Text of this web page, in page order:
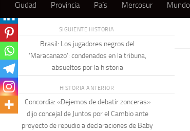
Ciudad Provincia País Mercosur Mundo
SIGUIENTE HISTORIA
Brasil: Los jugadores negros del
‘Maracanazo’: condenados en la tribuna,
absueltos por la historia
HISTORIA ANTERIOR
Concordia: «Dejemos de debatir zonceras»
dijo concejal de Juntos por el Cambio ante
proyecto de repudio a declaraciones de Baby